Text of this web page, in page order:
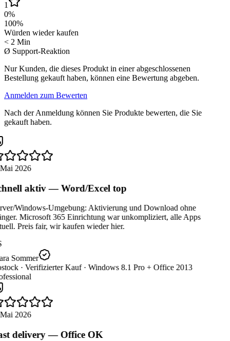
1
0%
100%
Würden wieder kaufen
< 2 Min
Ø Support-Reaktion
Nur Kunden, die dieses Produkt in einer abgeschlossenen
Bestellung gekauft haben, können eine Bewertung abgeben.
Anmelden zum Bewerten
Nach der Anmeldung können Sie Produkte bewerten, die Sie
gekauft haben.
2026
aktiv — Word/Excel top
Windows-Umgebung: Aktivierung und Download ohne
Microsoft 365 Einrichtung war unkompliziert, alle Apps
Preis fair, wir kaufen wieder hier.
Sommer
· Verifizierter Kauf · Windows 8.1 Pro + Office 2013
2026
delivery — Office OK